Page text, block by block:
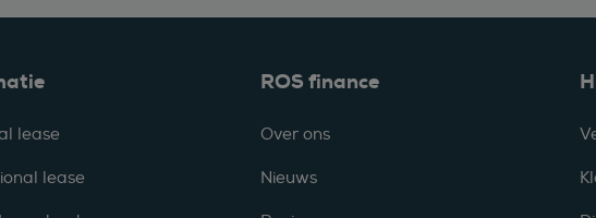
lease
lease
ROS finance
Over ons
Nieuws